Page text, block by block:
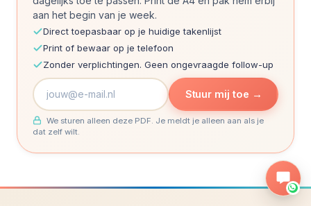
aan het begin van je week.
Direct toepasbaar op je huidige takenlijst
Print of bewaar op je telefoon
Zonder verplichtingen. Geen ongevraagde follow-up
Stuur mij toe →
We sturen alleen deze PDF. Je meldt je alleen aan als je
dat zelf wilt.